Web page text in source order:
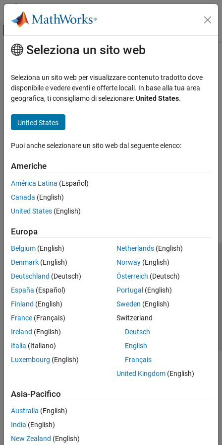
Vai al contenuto
Attiva/disattiva menu di navigazione
Pagina iniziale della documentazione
Contenuto principale
Seleziona un sito web
Seleziona un sito web per visualizzare contenuto tradotto dove
disponibile e vedere eventi e offerte locali. In base alla tua area
geografica, ti consigliamo di selezionare:United States.
United States
Puoi anche selezionare un sito web dal seguente elenco:
Americhe
América Latina (Español)
Canada (English)
United States (English)
Europa
Belgium (English)
Denmark (English)
Deutschland (Deutsch)
España (Español)
Finland (English)
France (Français)
Ireland (English)
Italia (Italiano)
Luxembourg (English)
Netherlands(English)
Norway(English)
Österreich (Deutsch)
Portugal (English)
Sweden (English)
Switzerland
Deutsch
English
Français
United Kingdom(English)
Asia-Pacifico
Australia (English)
India (English)
New Zealand (English)
Centro di fiducia
Informativa sulla privacy
Antipirateria
Stato dell'applicazione
Contatti
© 1994-2026 The MathWorks, Inc.